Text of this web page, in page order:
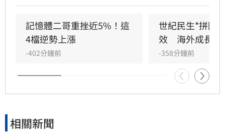
油油景象。儘管多數個股陷入修正，台嘉碩與馥
鴻仍逆勢抗跌，成為盤面少數撐盤亮點。投資人
應注意市場波動風險，審慎評估投資決策。
記憶體二哥重挫近5%！這
4檔逆勢上漲
-402分鐘前
世紀民生*拼圖
效　海外成長升
-358分鐘前
相關新聞